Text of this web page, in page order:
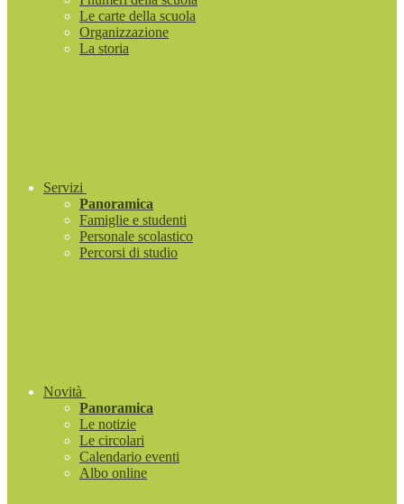
Le carte della scuola
Organizzazione
La storia
Servizi
Panoramica
Famiglie e studenti
Personale scolastico
Percorsi di studio
Novità
Panoramica
Le notizie
Le circolari
Calendario eventi
Albo online